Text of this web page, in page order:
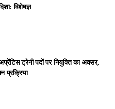
विशेषज्ञ
ट्रेनी पदों पर नियुक्ति का अवसर,
प्रक्रिया